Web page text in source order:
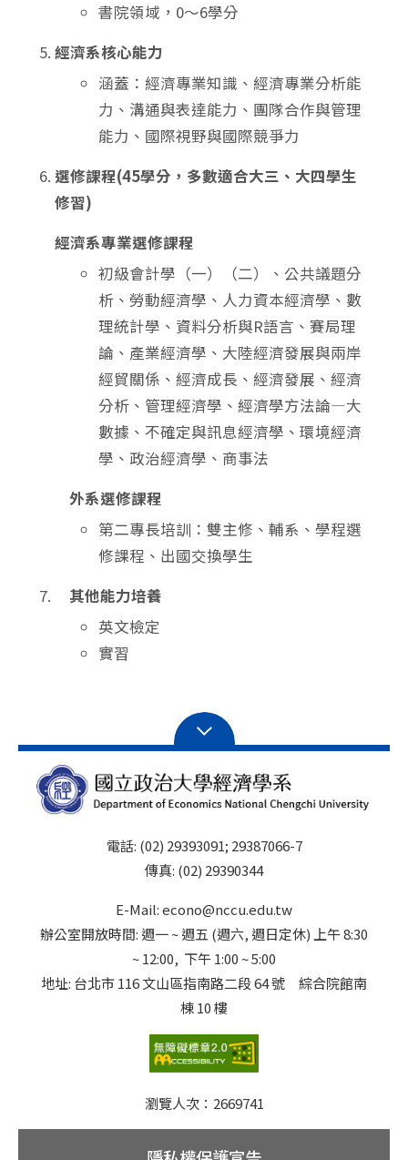
書院領域，0～6學分
經濟系核心能力
涵蓋：經濟專業知識、經濟專業分析能
力、溝通與表達能力、團隊合作與管理
能力、國際視野與國際競爭力
選修課程(45學分，多數適合大三、大四學生
修習)
經濟系專業選修課程
初級會計學（一）（二）、公共議題分
析、勞動經濟學、人力資本經濟學、數
理統計學、資料分析與R語言、賽局理
論、產業經濟學、大陸經濟發展與兩岸
經貿關係、經濟成長、經濟發展、經濟
分析、管理經濟學、經濟學方法論—大
數據、不確定與訊息經濟學、環境經濟
學、政治經濟學、商事法
外系選修課程
第二專長培訓：雙主修、輔系、學程選
修課程、出國交換學生
其他能力培養
英文檢定
實習
電話: (02) 29393091; 29387066-7
傳真: (02) 29390344
E-Mail: econo@nccu.edu.tw
辦公室開放時間: 週一 ~ 週五 (週六, 週日定休) 上午 8:30
~ 12:00, 下午 1:00 ~ 5:00
地址: 台北市 116 文山區指南路二段 64 號 綜合院館南
棟 10 樓
瀏覽人次： 2669741